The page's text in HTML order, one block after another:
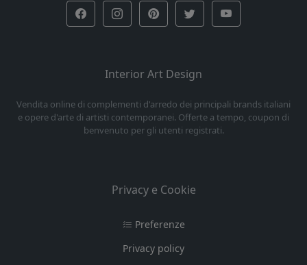
Interior Art Design
Vendita online di complementi d'arredo dei principali brands italiani
e opere d'arte di artisti contemporanei. Offerte a tempo, coupon di
benvenuto per gli utenti registrati.
Privacy e Cookie
Preferenze
Privacy policy